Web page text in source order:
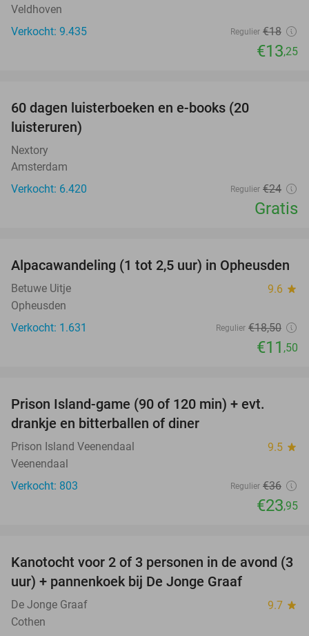
Veldhoven
Verkocht: 9.435
Regulier €18
€13,25
60 dagen luisterboeken en e-books (20
luisteruren)
Nextory
Amsterdam
Verkocht: 6.420
Regulier €24
Gratis
38%
Alpacawandeling (1 tot 2,5 uur) in Opheusden
Betuwe Uitje 9.6 star
Opheusden
Verkocht: 1.631
Regulier €18,50
€11 ,50
Prison Island-game (90 of 120 min) + evt.
drankje en bitterballen of diner
Prison Island Veenendaal 9.5 star
Veenendaal
Verkocht: 803
Regulier €36
€23,95
56%
Kanotocht voor 2 of 3 personen in de avond (3
uur) + pannenkoek bij De Jonge Graaf
De Jonge Graaf 9.7 star
Cothen